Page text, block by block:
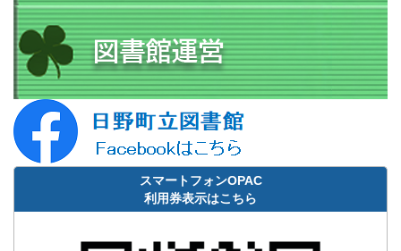
スマートフォンOPAC
利用券表示はこちら